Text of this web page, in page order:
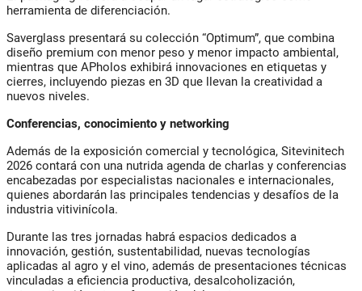
herramienta de diferenciación.
Saverglass presentará su colección “Optimum”, que combina
diseño premium con menor peso y menor impacto ambiental,
mientras que APholos exhibirá innovaciones en etiquetas y
cierres, incluyendo piezas en 3D que llevan la creatividad a
nuevos niveles.
Conferencias, conocimiento y networking
Además de la exposición comercial y tecnológica, Sitevinitech
2026 contará con una nutrida agenda de charlas y conferencias
encabezadas por especialistas nacionales e internacionales,
quienes abordarán las principales tendencias y desafíos de la
industria vitivinícola.
Durante las tres jornadas habrá espacios dedicados a
innovación, gestión, sustentabilidad, nuevas tecnologías
aplicadas al agro y el vino, además de presentaciones técnicas
vinculadas a eficiencia productiva, desalcoholización,